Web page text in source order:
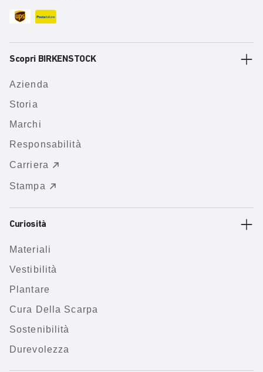
Scopri BIRKENSTOCK
Azienda
Storia
Marchi
Responsabilità
Carriera
Stampa
Curiosità
Materiali
Vestibilità
Plantare
Cura Della Scarpa
Sostenibilità
Durevolezza